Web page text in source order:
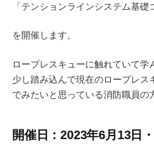
「テンションラインシステム基礎
を開催します。
ロープレスキューに触れていて学
少し踏み込んで現在のロープレス
でみたいと思っている消防職員の
開催日：2023年6月13日